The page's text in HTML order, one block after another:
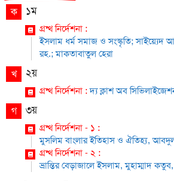
ক ১ম
গ্রন্থ নির্দেশনা :
ইসলাম ধর্ম সমাজ ও সংস্কৃতি; সাইয়্যেদ
রহ.; মাকতাবাতুল হেরা
খ ২য়
গ্রন্থ নির্দেশনা : দ্য ক্লাশ অব
গ ৩য়
গ্রন্থ নির্দেশনা - ১ :
মুসলিম বাংলার ইতিহাস ও ঐতিহ্য,
গ্রন্থ নির্দেশনা - ২ :
ভ্রান্তির বেড়াজালে ইসলাম, মুহাম্মাদ